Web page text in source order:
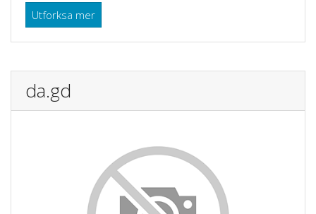
Utforksa mer
da.gd